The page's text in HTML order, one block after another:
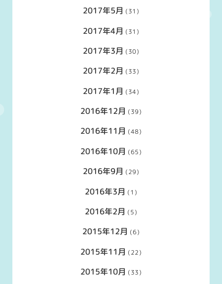
2017年5月 (31)
2017年4月 (31)
2017年3月 (30)
2017年2月 (33)
2017年1月 (34)
2016年12月 (39)
2016年11月 (48)
2016年10月 (65)
2016年9月 (29)
2016年3月 (1)
2016年2月 (5)
2015年12月 (6)
2015年11月 (22)
2015年10月 (33)